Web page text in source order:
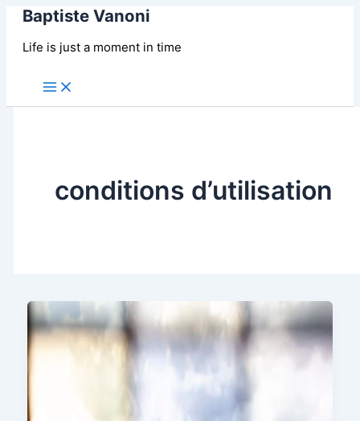
AllerBaptiste Vanoni
Life is just a moment in time
Main
conditions d’utilisation